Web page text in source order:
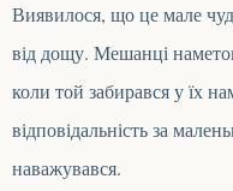
Виявилося, що цемале
від дощу. Мешанці
коли той забирався у їх
відповідальність за
наважувався.